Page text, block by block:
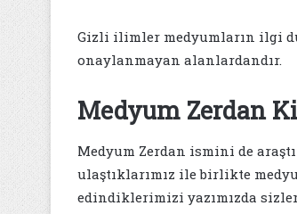
Gizli ilimler medyumların ilgi
onaylanmayan alanlardandır.
Medyum Zerdan
Medyum Zerdan ismini de
ulaştıklarımız ile birlikte
edindiklerimizi yazımızda